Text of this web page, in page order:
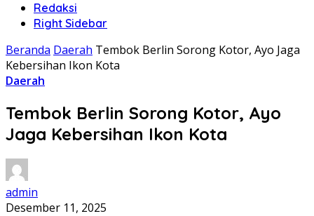
Redaksi
Right Sidebar
Beranda Daerah Tembok Berlin Sorong Kotor, Ayo Jaga
Kebersihan Ikon Kota
Daerah
Tembok Berlin Sorong Kotor, Ayo
Jaga Kebersihan Ikon Kota
admin
Desember 11, 2025